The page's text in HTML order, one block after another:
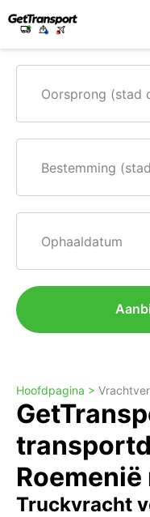
Oorsprong (stad
Bestemming
Ophaaldatum
Hoofdpagina >
Truckvracht